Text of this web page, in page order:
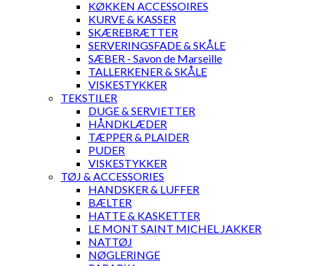
KØKKEN ACCESSOIRES
KURVE & KASSER
SKÆREBRÆTTER
SERVERINGSFADE & SKÅLE
SÆBER - Savon de Marseille
TALLERKENER & SKÅLE
VISKESTYKKER
TEKSTILER
DUGE & SERVIETTER
HÅNDKLÆDER
TÆPPER & PLAIDER
PUDER
VISKESTYKKER
TØJ & ACCESSORIES
HANDSKER & LUFFER
BÆLTER
HATTE & KASKETTER
LE MONT SAINT MICHEL JAKKER
NATTØJ
NØGLERINGE